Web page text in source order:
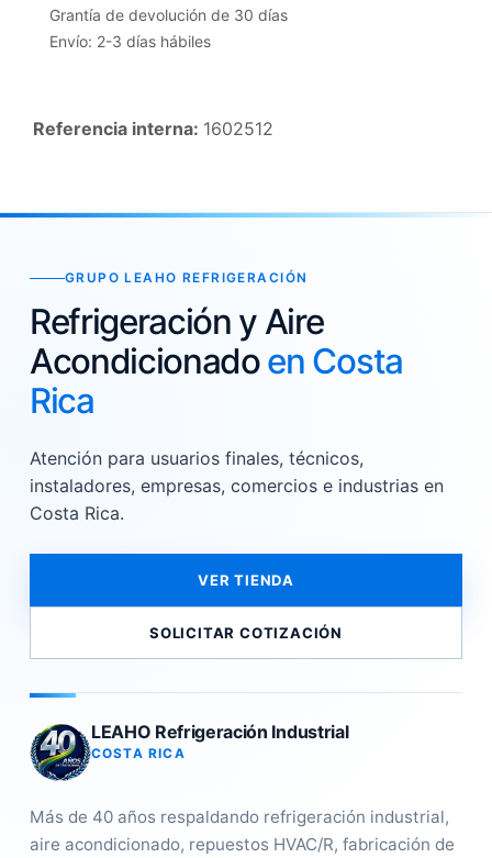
Grantía de devolución de 30 días
Envío: 2-3 días hábiles
Referencia interna: 1602512
GRUPO LEAHO REFRIGERACIÓN
Refrigeración y Aire
Acondicionadoen Costa
Rica
Atención para usuarios finales, técnicos,
instaladores, empresas, comercios e industrias en
Costa Rica.
VER TIENDA
SOLICITAR COTIZACIÓN
LEAHO Refrigeración Industrial
COSTA RICA
Más de 40 años respaldando refrigeración industrial,
aire acondicionado, repuestos HVAC/R, fabricación de